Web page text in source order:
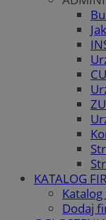
KATALOG
Dodaj